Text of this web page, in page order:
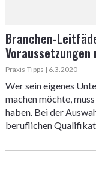
Branchen-
Praxis-Tipps | 6.3.2020
Wer sein eigenes
machen möchte,
haben. Bei der
beruflichen